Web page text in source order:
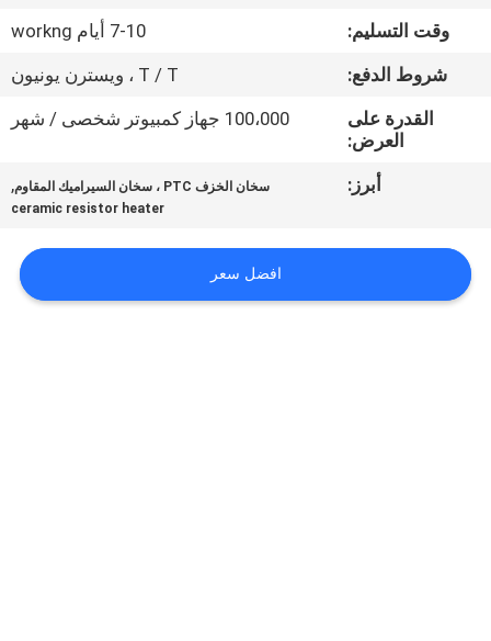
اتصل
اقتباس
وقت التسليم:
7-10 أيام workng
شروط الدفع:
T / T ، ويسترن يونيون
القدرة على
العرض:
100،000 جهاز كمبيوتر شخصى / شهر
أبرز: سخان الخزف PTC ، سخان السيراميك المقاوم ,
ceramic resistor heater
افضل سعر